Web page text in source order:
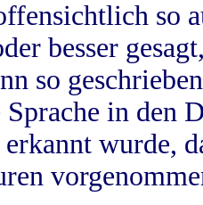
so
besser
so
Sprache in
wurde,